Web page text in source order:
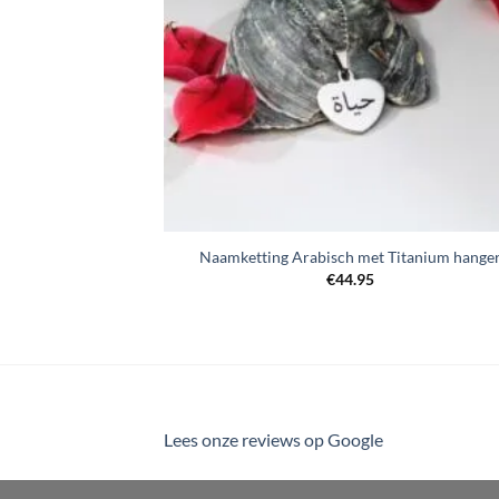
Naamketting Arabisch met Titanium
€44.95
Lees onze reviews op Google